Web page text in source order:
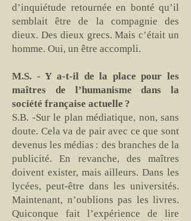
d’inquiétude retournée en bonté qu’il
semblait être de la compagnie des
dieux. Des dieux grecs. Mais c’était un
homme. Oui, un être accompli.
M.S. - Y a-t-il de la place pour les
maîtres de l’humanisme dans la
société française actuelle ?
S.B. -Sur le plan médiatique, non, sans
doute. Cela va de pair avec ce que sont
devenus les médias : des branches de la
publicité. En revanche, des maîtres
doivent exister, mais ailleurs. Dans les
lycées, peut-être dans les universités.
Maintenant, n’oublions pas les livres.
Quiconque fait l’expérience de lire